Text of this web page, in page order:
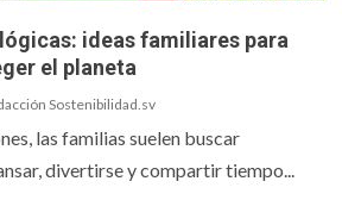
ideas familiares para
el planeta
Sostenibilidad.sv
las familias suelen buscar
divertirse y compartir tiempo...